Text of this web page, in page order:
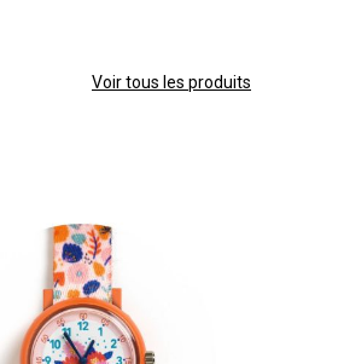
Voir tous les produits